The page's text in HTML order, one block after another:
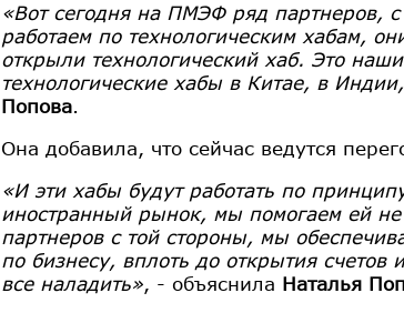
«Вот сегодня на ПМЭФ ряд партнеров,
работаем по технологическим хабам,
открыли технологический хаб. Это
технологические хабы в Китае, в
Попова.
Она добавила, что сейчас ведутся
«И эти хабы будут работать по
иностранный рынок, мы помогаем ей не
партнеров с той стороны, мы
по бизнесу, вплоть до открытия счетов
все наладить», - объяснила Наталья